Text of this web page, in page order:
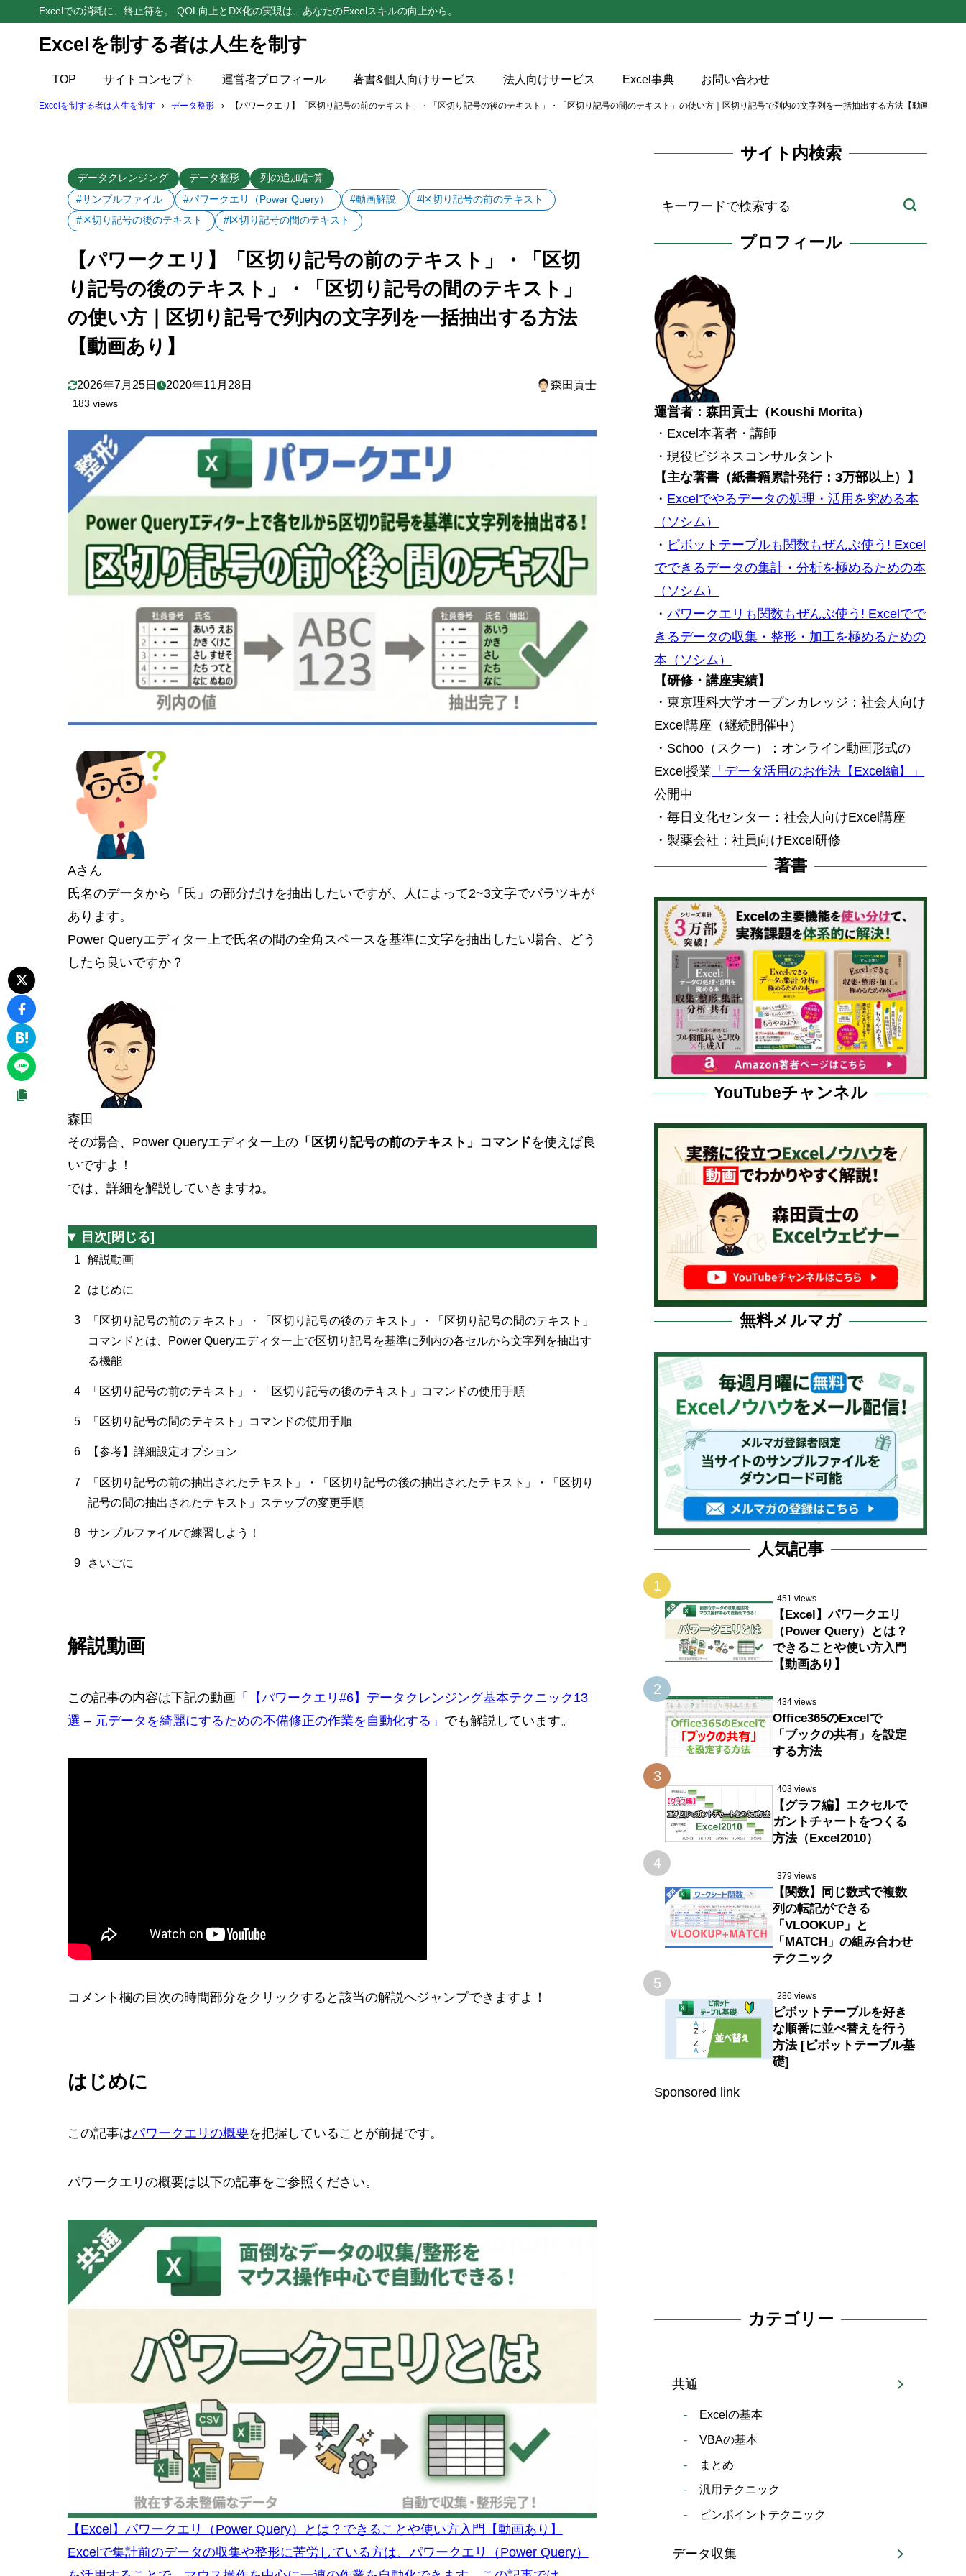
Excelでの消耗に、終止符を。 QOL向上とDX化の実現は、あなたのExcelスキルの向上から。
Excelを制する者は人生を制す
TOP サイトコンセプト 運営者プロフィール 著書&個人向けサービス 法人向けサービス Excel事典 お問い合わせ
Excelを制する者は人生を制す データ整形 【パワークエリ】「区切り記号の前のテキスト」・「区切り記号の後のテキスト」・「区切り記号の間のテキスト」の使い方｜区切り記号で列内の文字列を一括抽出する方法【動画あり】
データクレンジング データ整形
列の追加/計算
#サンプルファイル
#パワークエリ（Power Query） #動画解説
#区切り記号の前のテキスト
#区切り記号の後のテキスト
#区切り記号の間のテキスト
【パワークエリ】「区切り記号の前のテキスト」・「区切
り記号の後のテキスト」・「区切り記号の間のテキスト」
の使い方｜区切り記号で列内の文字列を一括抽出する方法
【動画あり】
2026年7月25日 2020年11月28日 森田貢士
183 views
Aさん
氏名のデータから「氏」の部分だけを抽出したいですが、人によって2~3文字でバラツキが
あります。
Power Queryエディター上で氏名の間の全角スペースを基準に文字を抽出したい場合、どう
したら良いですか？
森田
その場合、Power Queryエディター上の「区切り記号の前のテキスト」コマンドを使えば良
いですよ！
では、詳細を解説していきますね。
目次 [閉じる]
1 解説動画
2 はじめに
3
「区切り記号の前のテキスト」・「区切り記号の後のテキスト」・「区切り記号の間のテキスト」
コマンドとは、Power Queryエディター上で区切り記号を基準に列内の各セルから文字列を抽出す
る機能
4 「区切り記号の前のテキスト」・「区切り記号の後のテキスト」コマンドの使用手順
5 「区切り記号の間のテキスト」コマンドの使用手順
6 【参考】詳細設定オプション
7
「区切り記号の前の抽出されたテキスト」・「区切り記号の後の抽出されたテキスト」・「区切り
記号の間の抽出されたテキスト」ステップの変更手順
8 サンプルファイルで練習しよう！
9 さいごに
解説動画
この記事の内容は下記の動画「【パワークエリ#6】データクレンジング基本テクニック13
選 – 元データを綺麗にするための不備修正の作業を自動化する」 でも解説しています。
コメント欄の目次の時間部分をクリックすると該当の解説へジャンプできますよ！
はじめに
この記事はパワークエリの概要を把握していることが前提です。
パワークエリの概要は以下の記事をご参照ください。
【Excel】パワークエリ（Power Query）とは？できることや使い方入門【動画あり】
Excelで集計前のデータの収集や整形に苦労している方は、パワークエリ（Power Query）
サイト内検索
プロフィール
運営者：森田貢士（Koushi Morita）
・Excel本著者・講師
・現役ビジネスコンサルタント
【主な著書（紙書籍累計発行：3万部以上）】
・ Excelでやるデータの処理・活用を究める本
（ソシム）
・ ピボットテーブルも関数もぜんぶ使う! Excel
でできるデータの集計・分析を極めるための本
（ソシム）
・パワークエリも関数もぜんぶ使う! Excelでで
きるデータの収集・整形・加工を極めるための
本（ソシム）
【研修・講座実績】
・東京理科大学オープンカレッジ：社会人向け
Excel講座（継続開催中）
・Schoo（スクー）：オンライン動画形式の
Excel授業 「データ活用のお作法【Excel編】」
公開中
・毎日文化センター：社会人向けExcel講座
・製薬会社：社員向けExcel研修
著書
YouTubeチャンネル
無料メルマガ
人気記事
1
451 views
【Excel】パワークエリ
（Power Query）とは？
できることや使い方入門
【動画あり】
2
434 views
Office365のExcelで
「ブックの共有」を設定
する方法
3
403 views
【グラフ編】エクセルで
ガントチャートをつくる
方法（Excel2010）
4
379 views
【関数】同じ数式で複数
列の転記ができる
「VLOOKUP」と
「MATCH」の組み合わせ
テクニック
5
286 views
ピボットテーブルを好き
な順番に並べ替えを行う
方法 [ピボットテーブル基
礎]
Sponsored link
カテゴリー
共通
Excelの基本
VBAの基本
まとめ
汎用テクニック
ピンポイントテクニック
データ収集
目次
1 解説動画
「区切り記号の前のテキスト」・「区切り記号の後のテキスト」・「区切り記号の間のテ
キスト」コマンドとは、Power Queryエディター上で区切り記号を基準に列内の各セルか
ら文字列を抽出する機能
5 「区切り記号の間のテキスト」コマンドの使用手順
【参考】詳細設定オプション
6.1 区切り記号のスキャン
7
「区切り記号の前の抽出されたテキスト」・「区切り記号の後の抽出されたテキスト」・
7.1 抽出条件（区切り記号、詳細設定オプション）
7.2 その他
8 サンプルファイルで練習しよう！
9 さいごに